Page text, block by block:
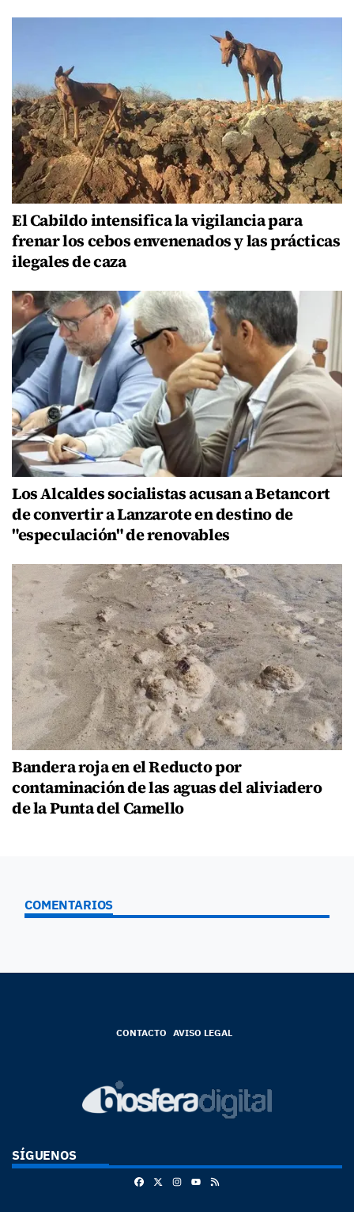
El Cabildo intensifica la vigilancia para
frenar los cebos envenenados y las prácticas
ilegales de caza
Los Alcaldes socialistas acusan a Betancort
de convertir a Lanzarote en destino de
"especulación" de renovables
Bandera roja en el Reducto por
contaminación de las aguas del aliviadero
de la Punta del Camello
COMENTARIOS
CONTACTO AVISO LEGAL
SÍGUENOS
FacebookInstagram